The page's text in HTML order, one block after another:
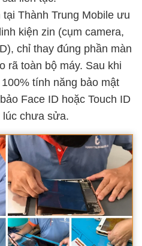
tại Thành Trung Mobile ưu
kiện zin (cụm camera,
chỉ thay đúng phần màn
rã toàn bộ máy. Sau khi
tính năng bảo mật
Face ID hoặc Touch ID
lúc chưa sửa.